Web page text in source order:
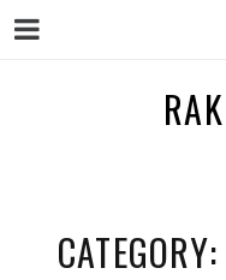
CATEGORY:
Menu